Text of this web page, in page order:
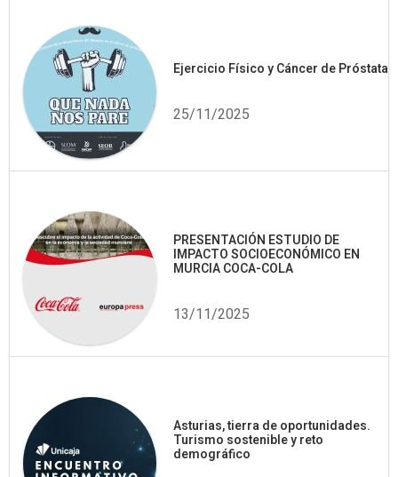
Ejercicio Físico y Cáncer de Próstata
25/11/2025
PRESENTACIÓN ESTUDIO DE
IMPACTO SOCIOECONÓMICO EN
MURCIA COCA-COLA
13/11/2025
Asturias, tierra de oportunidades.
Turismo sostenible y reto
demográfico